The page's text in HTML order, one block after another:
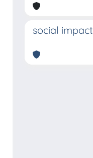
social impact